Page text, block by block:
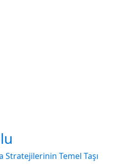
Stratejilerinin Temel Taşı